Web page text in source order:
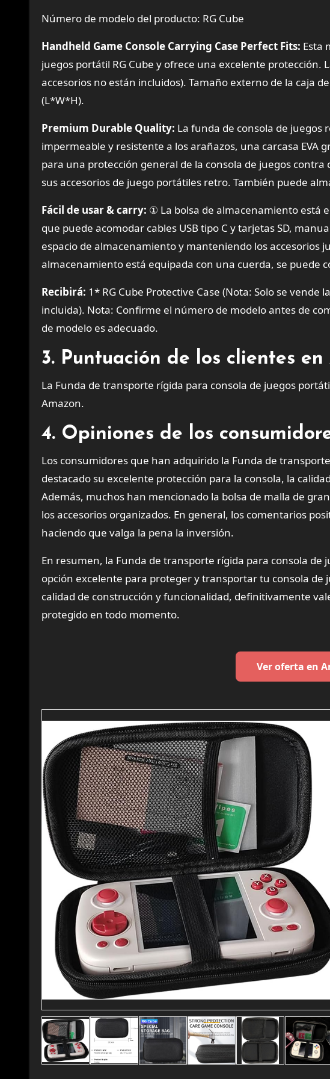
Número de modelo del producto: RG Cube
Handheld Game Console Carrying Case Perfect Fits: Esta
juegos portátil RG Cube y ofrece una excelente protección.
accesorios no están incluidos). Tamaño externo de la caja
(L*W*H).
Premium Durable Quality: La funda de consola de juegos
impermeable y resistente a los arañazos, una carcasa
para una protección general de la consola de juegos
sus accesorios de juego portátiles retro. También puede
Fácil de usar & carry: ① La bolsa de almacenamiento está
que puede acomodar cables USB tipo C y tarjetas SD,
espacio de almacenamiento y manteniendo los accesorios
almacenamiento está equipada con una cuerda, se puede
Recibirá: 1* RG Cube Protective Case (Nota: Solo se
incluida). Nota: Confirme el número de modelo antes de
de modelo es adecuado.
3. Puntuación de los clientes en
La Funda de transporte rígida para consola de juegos
Amazon.
4. Opiniones de los
Los consumidores que han adquirido la Funda de
destacado su excelente protección para la consola, la
Además, muchos han mencionado la bolsa de malla de
los accesorios organizados. En general, los comentarios
haciendo que valga la pena la inversión.
En resumen, la Funda de transporte rígida para consola de
opción excelente para proteger y transportar tu consola de
calidad de construcción y funcionalidad, definitivamente
protegido en todo momento.
Ver oferta en